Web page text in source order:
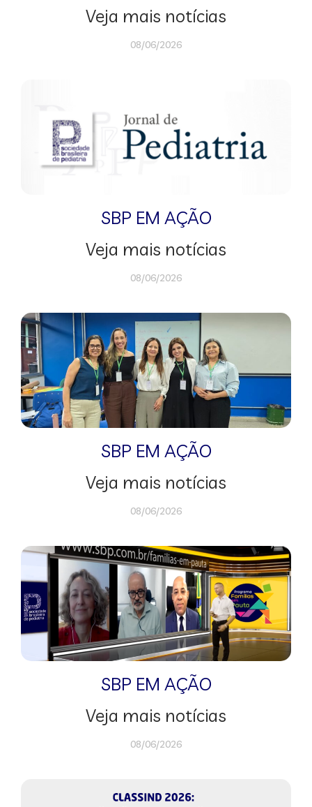
Veja mais notícias
08/06/2026
SBP EM AÇÃO
Veja mais notícias
08/06/2026
SBP EM AÇÃO
Veja mais notícias
08/06/2026
SBP EM AÇÃO
Veja mais notícias
08/06/2026